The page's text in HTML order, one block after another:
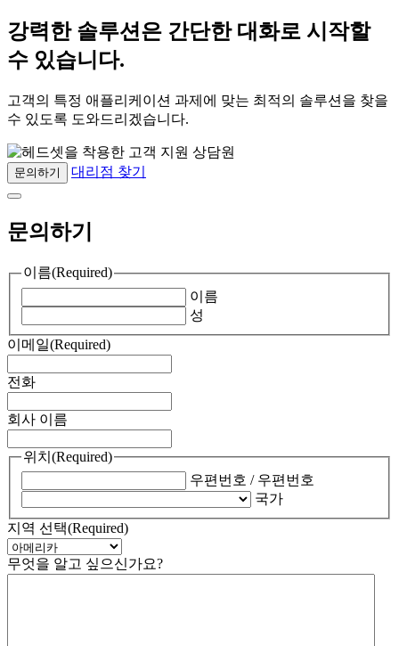
강력한 솔루션은 간단한 대화로 시작할
수 있습니다.
고객의 특정 애플리케이션 과제에 맞는 최적의 솔루션을 찾을
수 있도록 도와드리겠습니다.
문의하기 대리점 찾기
문의하기
이름(Required)
이름
성
이메일(Required)
전화
회사 이름
위치 (Required)
우편번호 / 우편번호
국가
지역 선택(Required)
무엇을 알고 싶으신가요?